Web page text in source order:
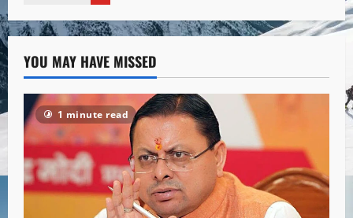
YOU MAY HAVE MISSED
1 minute read